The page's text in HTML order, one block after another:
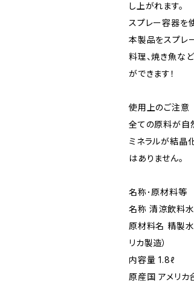
し上がれます。
スプレー容器を
本製品をスプレ
料理、焼き魚な
ができます！
使用上のご注意
全ての原料が自
ミネラルが結晶
はありません。
名称･原材料等
名称 清涼飲料水
原材料名 精製水
リカ製造）
内容量 1.8ℓ
原産国 アメリカ